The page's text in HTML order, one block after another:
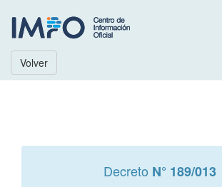
Volver
Decreto N° 189/013